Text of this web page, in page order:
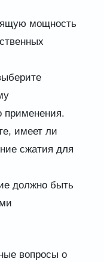
мощность
применения.
имеет ли
сжатия для
должно быть
вопросы о